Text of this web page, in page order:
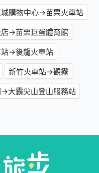
購物中心→苗栗火車站
→苗栗巨蛋體育館
→後龍火車站
新竹火車站→觀霧
大霸尖山登山服務站